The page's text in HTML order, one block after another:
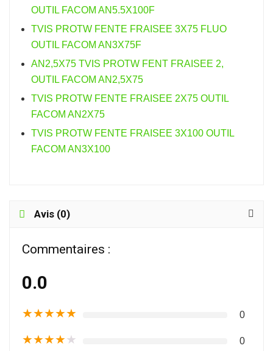
OUTIL FACOM AN5.5X100F
TVIS PROTW FENTE FRAISEE 3X75 FLUO
OUTIL FACOM AN3X75F
AN2,5X75 TVIS PROTW FENT FRAISEE 2,
OUTIL FACOM AN2,5X75
TVIS PROTW FENTE FRAISEE 2X75 OUTIL
FACOM AN2X75
TVIS PROTW FENTE FRAISEE 3X100 OUTIL
FACOM AN3X100
Avis (0)
Commentaires :
0.0
★★★★★ 0
★★★★★ 0